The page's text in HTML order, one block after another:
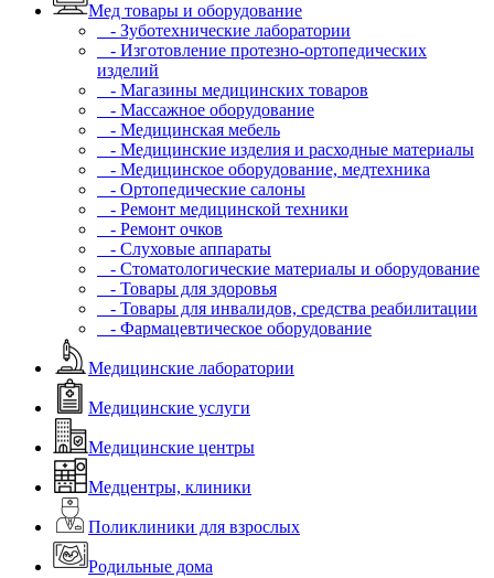
Мед товары и оборудование
- Зуботехнические лаборатории
- Изготовление протезно-ортопедических
изделий
- Магазины медицинских товаров
- Массажное оборудование
- Медицинская мебель
- Медицинские изделия и расходные материалы
- Медицинское оборудование, медтехника
- Ортопедические салоны
- Ремонт медицинской техники
- Ремонт очков
- Слуховые аппараты
- Стоматологические материалы и оборудование
- Товары для здоровья
- Товары для инвалидов, средства реабилитации
- Фармацевтическое оборудование
Медицинские лаборатории
Медицинские услуги
Медицинские центры
Медцентры, клиники
Поликлиники для взрослых
Родильные дома